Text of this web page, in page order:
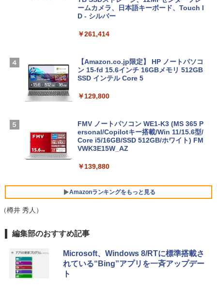
ームカメラ、日本語キーボード、Touch I
D - シルバー
￥261,414
【Amazon.co.jp限定】 HP ノートパソコ
ン 15-fd 15.6インチ 16GBメモリ 512GB
SSD インテル Core 5
￥129,800
FMV ノートパソコン WE1-K3 (MS 365 P
ersonal/Copilotキー搭載/Win 11/15.6型/
Core i5/16GB/SSD 512GB/ホワイト) FM
VWK3E15W_AZ
￥139,880
Amazonランキングをもっと見る
Robloxギフトカード - 800 Robux 【限
インゲームコード】 ロブロックス | オン
ラインコード版
生成AIパスポート公式テキスト 第４版
￥1,766
Amazon Kindle Paperwhite (16GB) 7イ
週間持続バッテリー、広告なし、ブラッ
ク
（樽井 秀人）
編集部のおすすめ記事
Microsoft、Windows 8/RTに標準搭載さ
れている“Bing”アプリを一斉アップデー
ト